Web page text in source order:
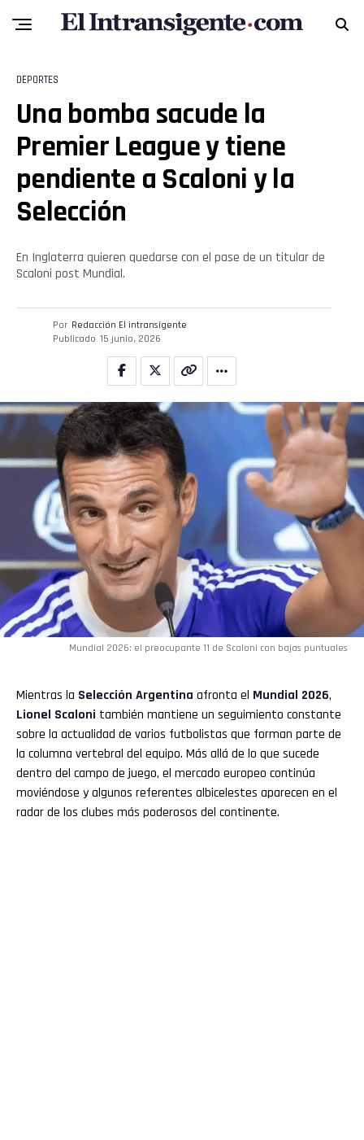
DEPORTES
Una bomba sacude la
Premier League y tiene
pendiente a Scaloni y la
Selección
En Inglaterra quieren quedarse con el pase de un titular de
Scaloni post Mundial.
Por Redacción El intransigente
Publicado 15 junio, 2026
Mundial 2026: el preocupante 11 de Scaloni con bajas puntuales
Mientras la Selección Argentina afronta el Mundial 2026,
Lionel Scaloni también mantiene un seguimiento constante
sobre la actualidad de varios futbolistas que forman parte de
la columna vertebral del equipo. Más allá de lo que sucede
dentro del campo de juego, el mercado europeo continúa
moviéndose y algunos referentes albicelestes aparecen en el
radar de los clubes más poderosos del continente.
Flipboard
Pinterest
Whatsapp
Email